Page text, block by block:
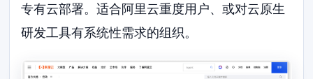
专有云部署。适合阿里云重度用户、或对云原生
研发工具有系统性需求的组织。